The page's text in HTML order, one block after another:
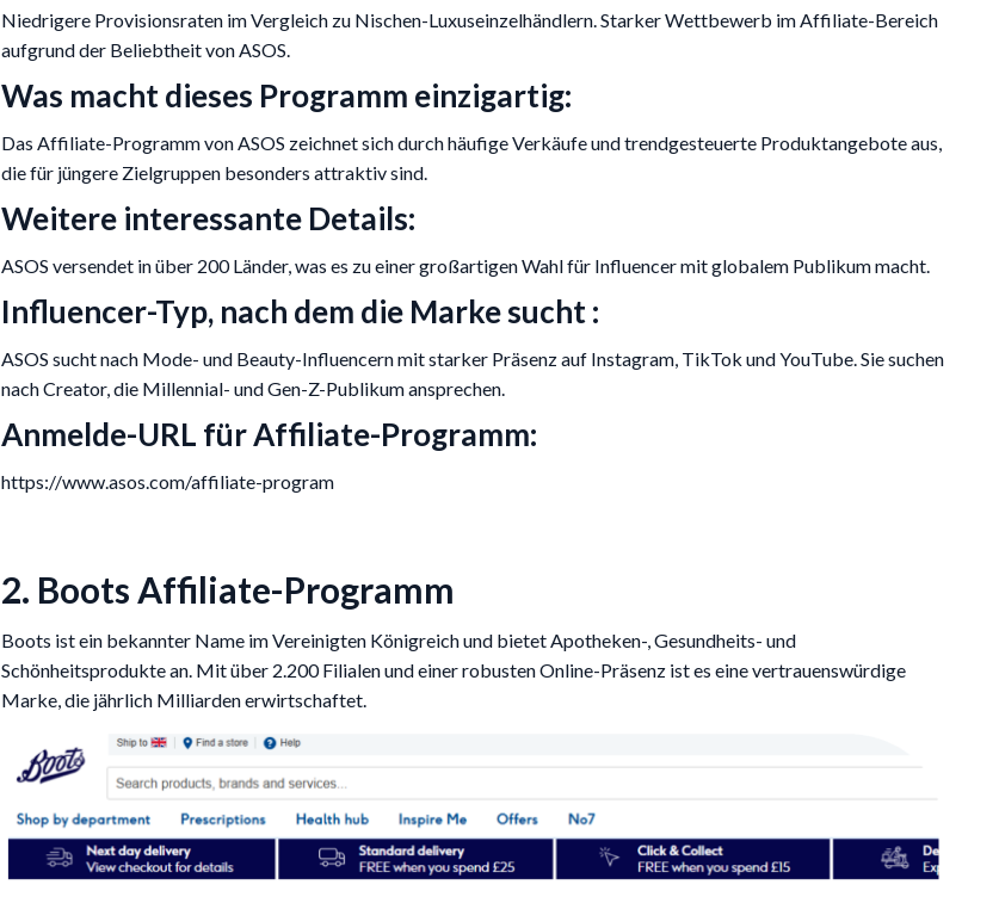
Niedrigere Provisionsraten im Vergleich zu Nischen-Luxuseinzelhändlern. Starker Wettbewerb im Affiliate-Bereich
aufgrund der Beliebtheit von ASOS.
Was macht dieses Programm einzigartig:
Das Affiliate-Programm von ASOS zeichnet sich durch häufige Verkäufe und trendgesteuerte Produktangebote aus,
die für jüngere Zielgruppen besonders attraktiv sind.
Weitere interessante Details:
ASOS versendet in über 200 Länder, was es zu einer großartigen Wahl für Influencer mit globalem Publikum macht.
Influencer-Typ, nach dem die Marke sucht :
ASOS sucht nach Mode- und Beauty-Influencern mit starker Präsenz auf Instagram, TikTok und YouTube. Sie suchen
nach Creator, die Millennial- und Gen-Z-Publikum ansprechen.
Anmelde-URL für Affiliate-Programm:
https://www.asos.com/affiliate-program
2. Boots Affiliate-Programm
Boots ist ein bekannter Name im Vereinigten Königreich und bietet Apotheken-, Gesundheits- und
Schönheitsprodukte an. Mit über 2.200 Filialen und einer robusten Online-Präsenz ist es eine vertrauenswürdige
Marke, die jährlich Milliarden erwirtschaftet.